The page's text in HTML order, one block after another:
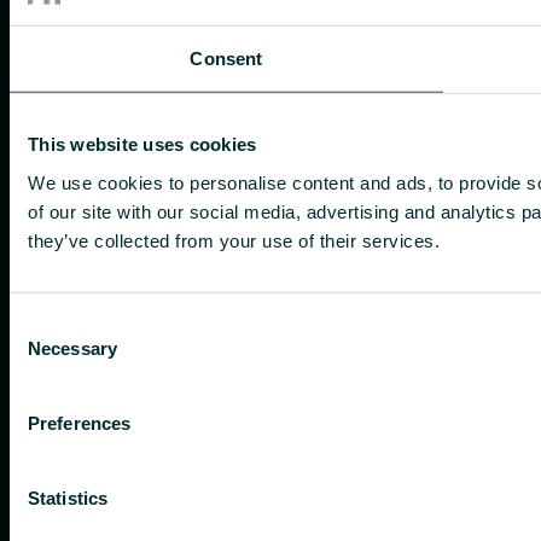
Consent
This website uses cookies
We use cookies to personalise content and ads, to provide
of our site with our social media, advertising and analytics
they’ve collected from your use of their services.
Selection
Necessary
Preferences
Statistics